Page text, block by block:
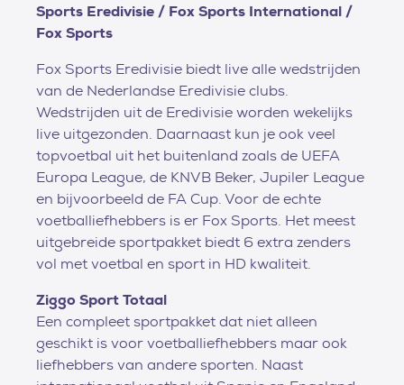
Sports Eredivisie / Fox Sports International /
Fox Sports
Fox Sports Eredivisie biedt live alle wedstrijden
van de Nederlandse Eredivisie clubs.
Wedstrijden uit de Eredivisie worden wekelijks
live uitgezonden. Daarnaast kun je ook veel
topvoetbal uit het buitenland zoals de UEFA
Europa League, de KNVB Beker, Jupiler League
en bijvoorbeeld de FA Cup. Voor de echte
voetballiefhebbers is er Fox Sports. Het meest
uitgebreide sportpakket biedt 6 extra zenders
vol met voetbal en sport in HD kwaliteit.
Ziggo Sport Totaal
Een compleet sportpakket dat niet alleen
geschikt is voor voetballiefhebbers maar ook
liefhebbers van andere sporten. Naast